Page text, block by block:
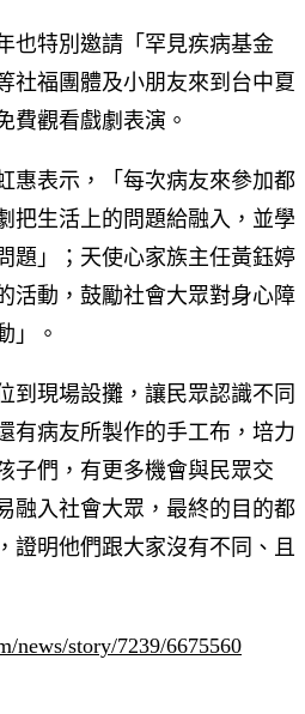
也特別邀請「罕見疾病基金
社福團體及小朋友來到台中夏
費觀看戲劇表演。
惠表示，「每次病友來參加都
把生活上的問題給融入，並學
題」；天使心家族主任黃鈺婷
活動，鼓勵社會大眾對身心障
」。
到現場設攤，讓民眾認識不同
有病友所製作的手工布，培力
子們，有更多機會與民眾交
融入社會大眾，最終的目的都
證明他們跟大家沒有不同、且
news/story/7239/6675560